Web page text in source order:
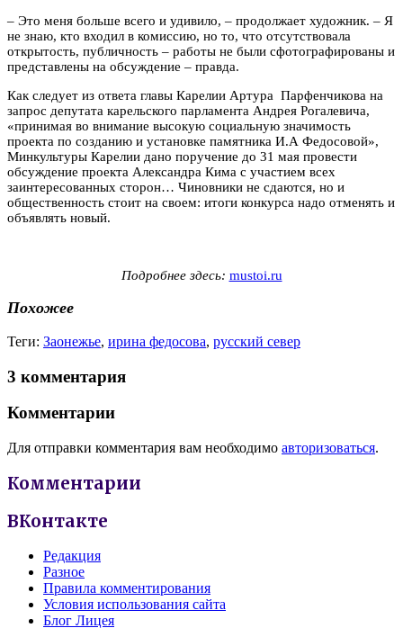
– Это меня больше всего и удивило, – продолжает художник. – Я
не знаю, кто входил в комиссию, но то, что отсутствовала
открытость, публичность – работы не были сфотографированы и
представлены на обсуждение – правда.
Как следует из ответа главы Карелии Артура Парфенчикова на
запрос депутата карельского парламента Андрея Рогалевича,
«принимая во внимание высокую социальную значимость
проекта по созданию и установке памятника И.А Федосовой»,
Минкультуры Карелии дано поручение до 31 мая провести
обсуждение проекта Александра Кима с участием всех
заинтересованных сторон… Чиновники не сдаются, но и
общественность стоит на своем: итоги конкурса надо отменять и
объявлять новый.
Подробнее здесь: mustoi.ru
Похожее
Теги: Заонежье, ирина федосова, русский север
3 комментария
Комментарии
Для отправки комментария вам необходимо авторизоваться.
Комментарии
ВКонтакте
Редакция
Разное
Правила комментирования
Условия использования сайта
Блог Лицея